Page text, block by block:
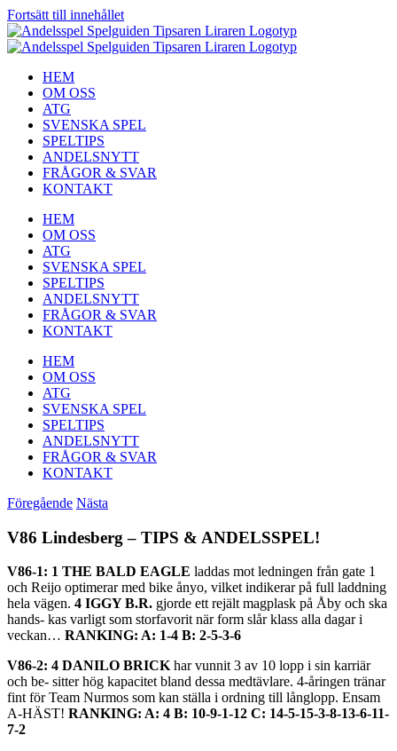
Fortsätt till innehållet
HEM
OM OSS
ATG
SVENSKA SPEL
SPELTIPS
ANDELSNYTT
FRÅGOR & SVAR
KONTAKT
HEM
OM OSS
ATG
SVENSKA SPEL
SPELTIPS
ANDELSNYTT
FRÅGOR & SVAR
KONTAKT
HEM
OM OSS
ATG
SVENSKA SPEL
SPELTIPS
ANDELSNYTT
FRÅGOR & SVAR
KONTAKT
Föregående Nästa
V86 Lindesberg – TIPS & ANDELSSPEL!
V86-1: 1 THE BALD EAGLE laddas mot ledningen från gate 1
och Reijo optimerar med bike ånyo, vilket indikerar på full laddning
hela vägen. 4 IGGY B.R. gjorde ett rejält magplask på Åby och ska
hands- kas varligt som storfavorit när form slår klass alla dagar i
veckan… RANKING: A: 1-4 B: 2-5-3-6
V86-2: 4 DANILO BRICKhar vunnit 3 av 10 lopp i sin karriär
och be- sitter hög kapacitet bland dessa medtävlare. 4-åringen tränar
fint för Team Nurmos som kan ställa i ordning till långlopp. Ensam
A-HÄST! RANKING: A: 4 B: 10-9-1-12 C: 14-5-15-3-8-13-6-11-
7-2